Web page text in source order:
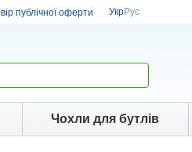
публічної оферти УкрРус
Чохли для бутлів